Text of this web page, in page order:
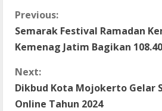
C
o
n
t
Previous:
Semarak Festival Ramadan
Kemenag Jatim Bagikan
Next:
Dikbud Kota Mojokerto Gelar
Online Tahun 2024